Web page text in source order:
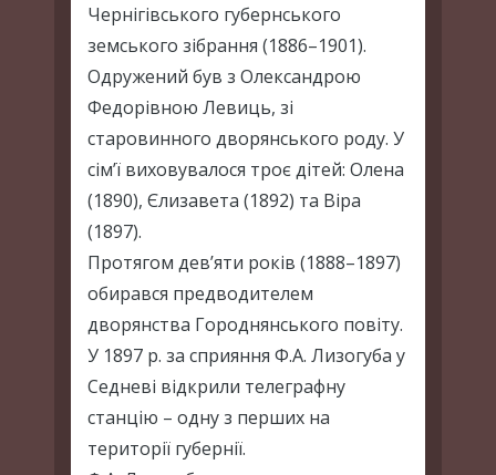
Чернігівського губернського
земського зібрання (1886–1901).
Одружений був з Олександрою
Федорівною Левиць, зі
старовинного дворянського роду. У
сім’ї виховувалося троє дітей: Олена
(1890), Єлизавета (1892) та Віра
(1897).
Протягом дев’яти років (1888–1897)
обирався предводителем
дворянства Городнянського повіту.
У 1897 р. за сприяння Ф.А. Лизогуба у
Седневі відкрили телеграфну
станцію – одну з перших на
території губернії.